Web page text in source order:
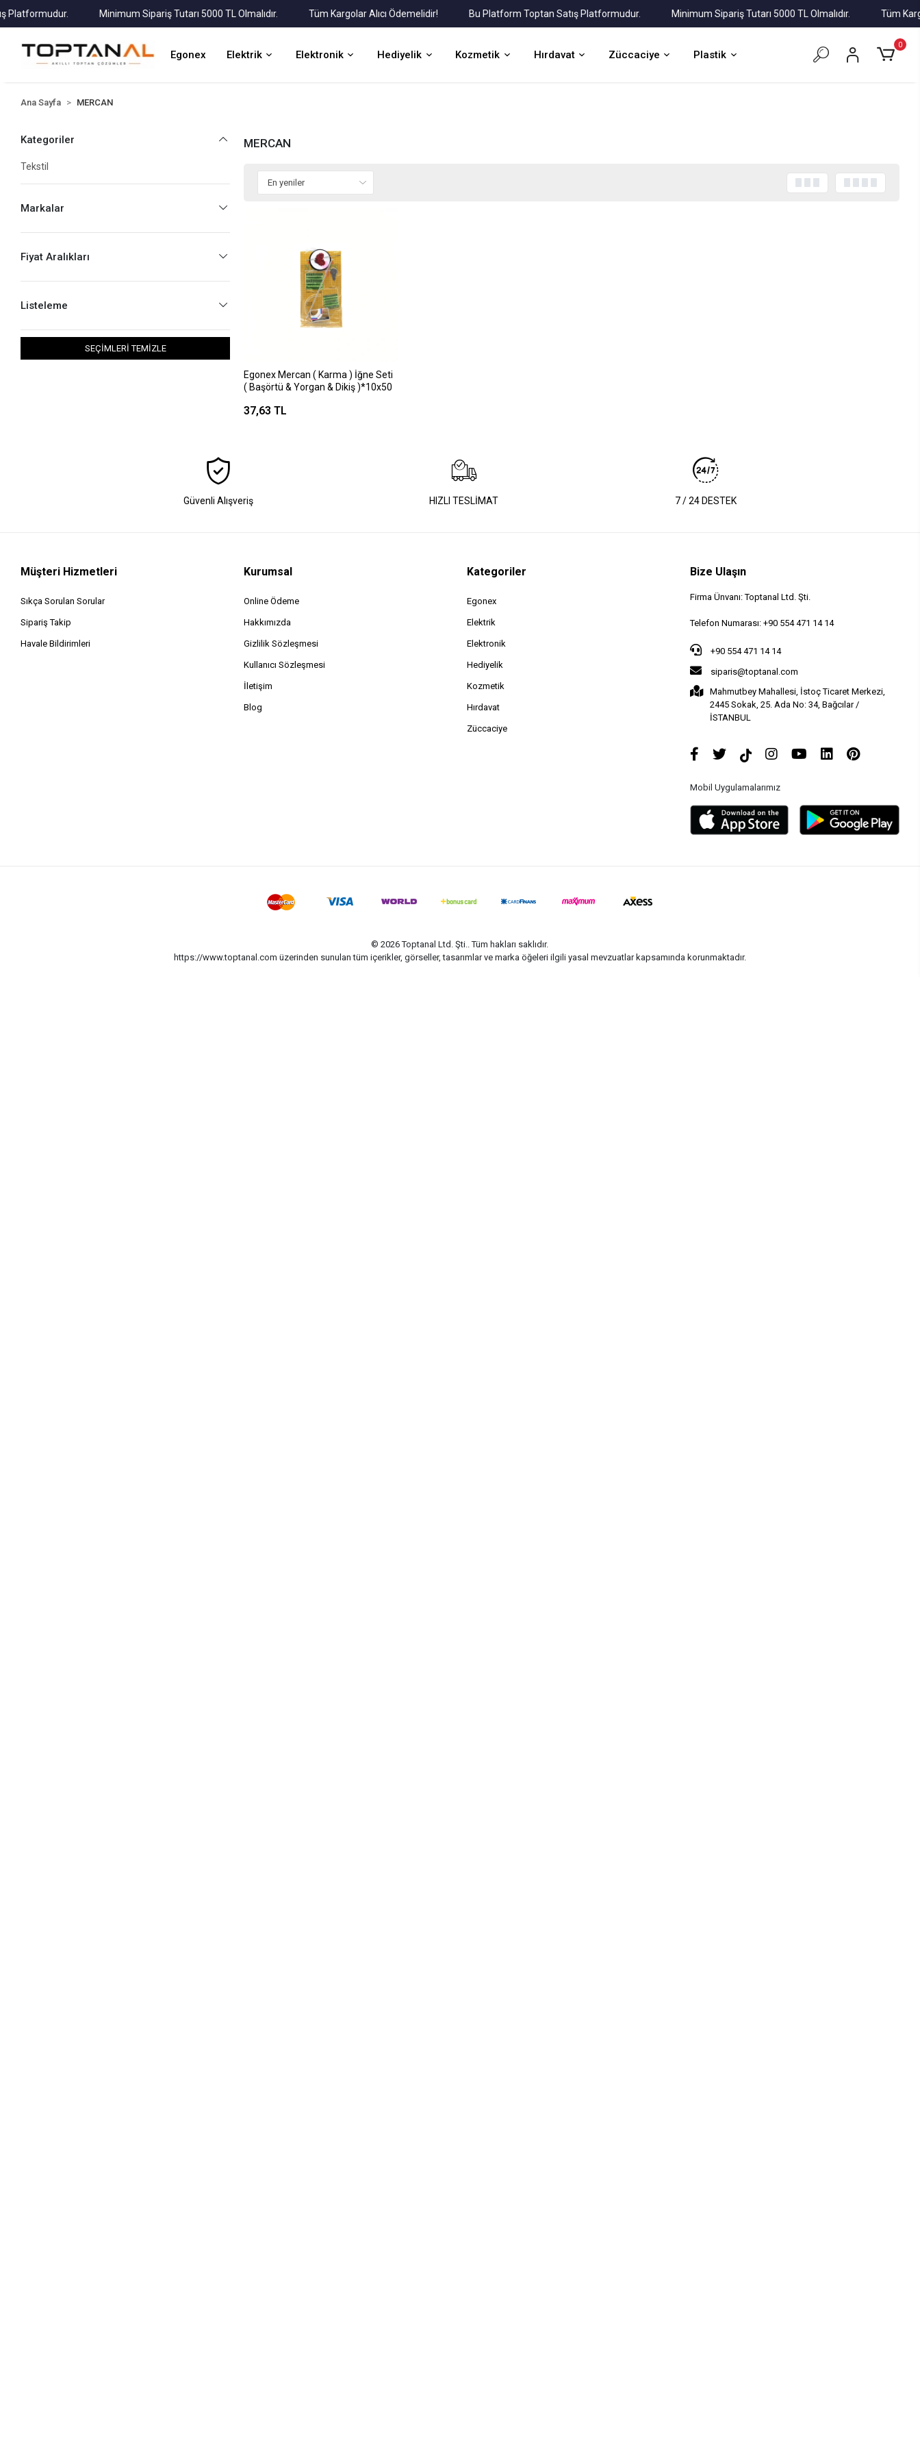
Minimum Sipariş Tutarı 5000 TL Olmalıdır. Tüm Kargolar Alıcı Ödemelidir! Bu Platform Toptan Satış Platformudur. Minimum Sipariş Tutarı 5000 TL Olmalıdır. Tüm
Egonex Elektrik Elektronik Hediyelik Kozmetik Hırdavat Züccaciye Plastik
0
Ana Sayfa MERCAN
Kategoriler
Tekstil
Markalar
Fiyat Aralıkları
Listeleme
SEÇİMLERİ TEMİZLE
MERCAN
Egonex Mercan ( Karma ) İğne Seti
( Başörtü & Yorgan & Dikiş )*10x50
37,63 TL
Güvenli Alışveriş HIZLI TESLİMAT 7 / 24 DESTEK
Müşteri Hizmetleri
Sıkça Sorulan Sorular
Sipariş Takip
Havale Bildirimleri
Kurumsal
Online Ödeme
Hakkımızda
Gizlilik Sözleşmesi
Kullanıcı Sözleşmesi
İletişim
Blog
Kategoriler
Egonex
Elektrik
Elektronik
Hediyelik
Kozmetik
Hırdavat
Züccaciye
Bize Ulaşın
Firma Ünvanı: Toptanal Ltd. Şti.
Telefon Numarası: +90 554 471 14 14
+90 554 471 14 14
siparis@toptanal.com
Mahmutbey Mahallesi, İstoç Ticaret Merkezi,
2445 Sokak, 25. Ada No: 34, Bağcılar /
İSTANBUL
Mobil Uygulamalarımız
© 2026 Toptanal Ltd. Şti.. Tüm hakları saklıdır.
https://www.toptanal.com üzerinden sunulan tüm içerikler, görseller, tasarımlar ve marka öğeleri ilgili yasal mevzuatlar kapsamında korunmaktadır.